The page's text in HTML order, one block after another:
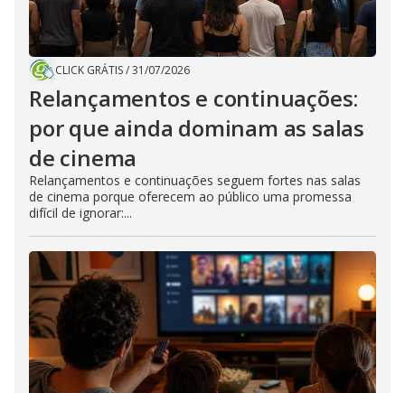
CLICK GRÁTIS/31/07/2026
Relançamentos e continuações:
por que ainda dominam as salas
de cinema
Relançamentos e continuações seguem fortes nas salas
de cinema porque oferecem ao público uma promessa
difícil de ignorar:...